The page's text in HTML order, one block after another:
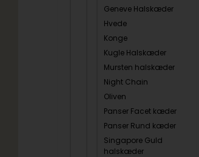
Geneve Halskæder
Hvede
Konge
Kugle Halskæder
Mursten halskæder
Night Chain
Oliven
Panser Facet kæder
Panser Rund kæder
Singapore Guld
halskæder
1.740,00 DKK